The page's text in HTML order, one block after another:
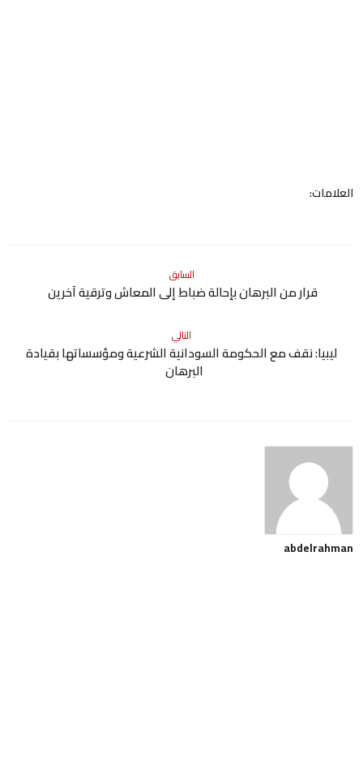
العلامات:
السابق
قرار من البرهان بإحالة ضباط إلى المعاش وترقية آخرين
التالي
ليبيا: نقف مع الحكومة السودانية الشرعية ومؤسساتها بقيادة
البرهان
abdelrahman